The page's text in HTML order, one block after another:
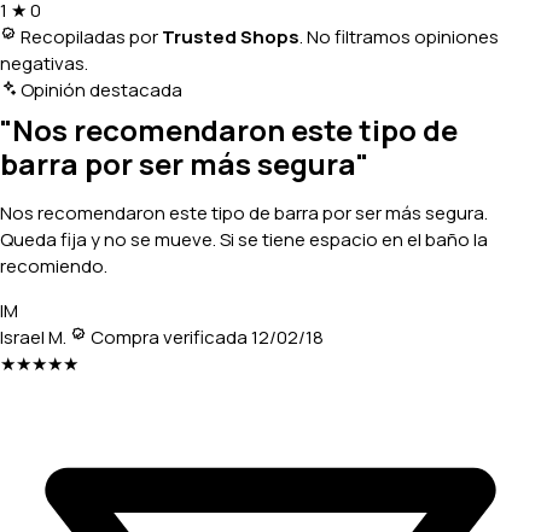
1 ★0
Recopiladas porTrusted Shops. No filtramos opiniones
negativas.
Opinión destacada
"Nos recomendaron este tipo de
barra por ser más segura"
Nos recomendaron este tipo de barra por ser más segura.
Queda fija y no se mueve. Si se tiene espacio en el baño la
recomiendo.
IM
Israel M.
Compra verificada12/02/18
★★★★★